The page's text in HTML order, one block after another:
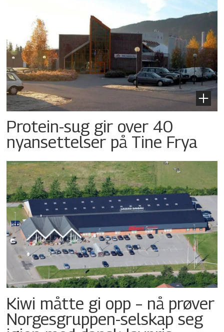
Protein-sug gir over 40
nyansettelser på Tine Frya
Kiwi måtte gi opp – nå prøver
Norgesgruppen-selskap seg